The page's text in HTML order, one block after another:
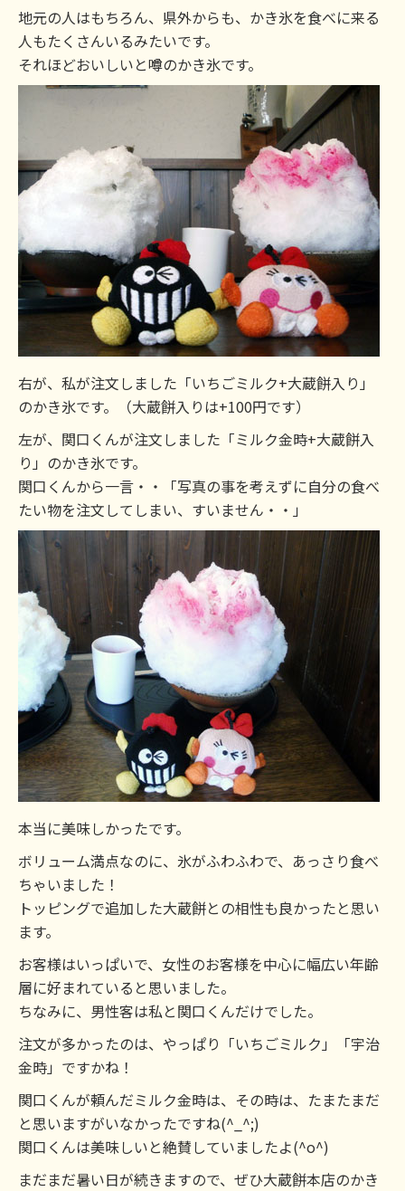
地元の人はもちろん、県外からも、かき氷を食べに来る
人もたくさんいるみたいです。
それほどおいしいと噂のかき氷です。
右が、私が注文しました「いちごミルク+大蔵餅入り」
のかき氷です。（大蔵餅入りは+100円です）
左が、関口くんが注文しました「ミルク金時+大蔵餅入
り」のかき氷です。
関口くんから一言・・「写真の事を考えずに自分の食べ
たい物を注文してしまい、すいません・・」
本当に美味しかったです。
ボリューム満点なのに、氷がふわふわで、あっさり食べ
ちゃいました！
トッピングで追加した大蔵餅との相性も良かったと思い
ます。
お客様はいっぱいで、女性のお客様を中心に幅広い年齢
層に好まれていると思いました。
ちなみに、男性客は私と関口くんだけでした。
注文が多かったのは、やっぱり「いちごミルク」「宇治
金時」ですかね！
関口くんが頼んだミルク金時は、その時は、たまたまだ
と思いますがいなかったですね(^_^;)
関口くんは美味しいと絶賛していましたよ(^o^)
まだまだ暑い日が続きますので、ぜひ大蔵餅本店のかき